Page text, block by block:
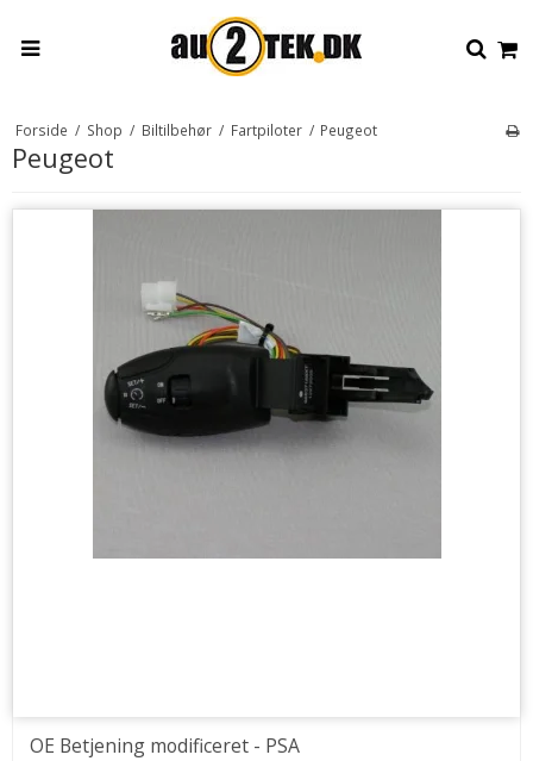
Forside / Shop / Biltilbehør / Fartpiloter / Peugeot
Peugeot
OE Betjening modificeret - PSA